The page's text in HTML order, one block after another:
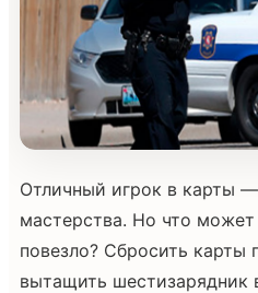
Отличный игрок в карты
мастерства. Но что
повезло? Сбросить карты
вытащить шестизарядник